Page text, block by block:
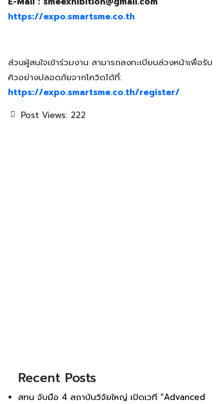
https://expo.smartsme.co.th
ส่วนผู้สนใจเข้าร่วมงาน สามารถลงทะเบียนล่วงหน้าเพื่อรับ
คิวอย่างปลอดภัยจากโควิดได้ที่:
https://expo.smartsme.co.th/register/
Post Views: 222
Recent Posts
สทน จับมือ 4 สถาบันวิจัยใหญ่ เปิดเวที “Advanced